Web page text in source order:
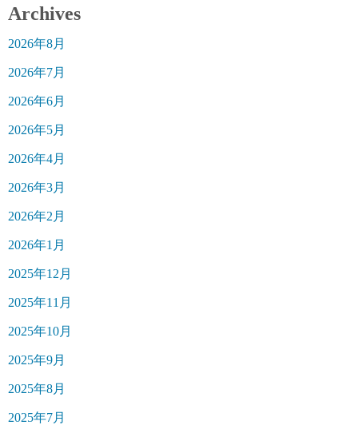
Archives
2026年8月
2026年7月
2026年6月
2026年5月
2026年4月
2026年3月
2026年2月
2026年1月
2025年12月
2025年11月
2025年10月
2025年9月
2025年8月
2025年7月